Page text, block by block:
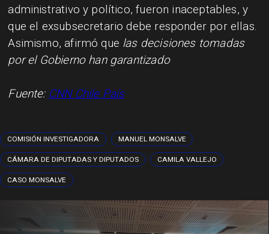
administrativo y político, fueron inaceptables, y
que el exsubsecretario debe responder por ellas.
Asimismo, afirmó que las decisiones tomadas
por el Gobierno han garantizado
Fuente: CNN Chile País
COMISIÓN INVESTIGADORA MANUEL MONSALVE
CÁMARA DE DIPUTADAS Y DIPUTADOS CAMILA VALLEJO
CASO MONSALVE